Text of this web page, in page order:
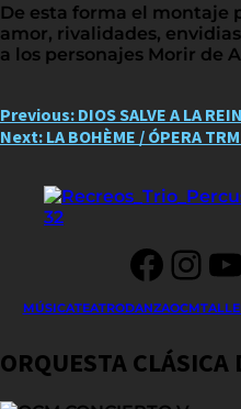
De esta forma el montaje
amor, rivalidades,
a los personajes Morir de
Post
navigation
Previous: DIOS SALVE A LA
Next: LA BOHÈME / ÓPERA
MÚSICATEATRODANZAOCM
ORQUESTA CLÁSICA